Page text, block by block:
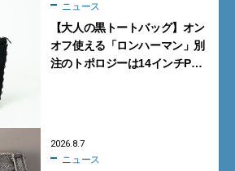
ニュース
【大人の黒トートバッグ】オン
オフ使える「ロンハーマン」別
注のトポロジーは14インチPC
2026.8.7
ニュース